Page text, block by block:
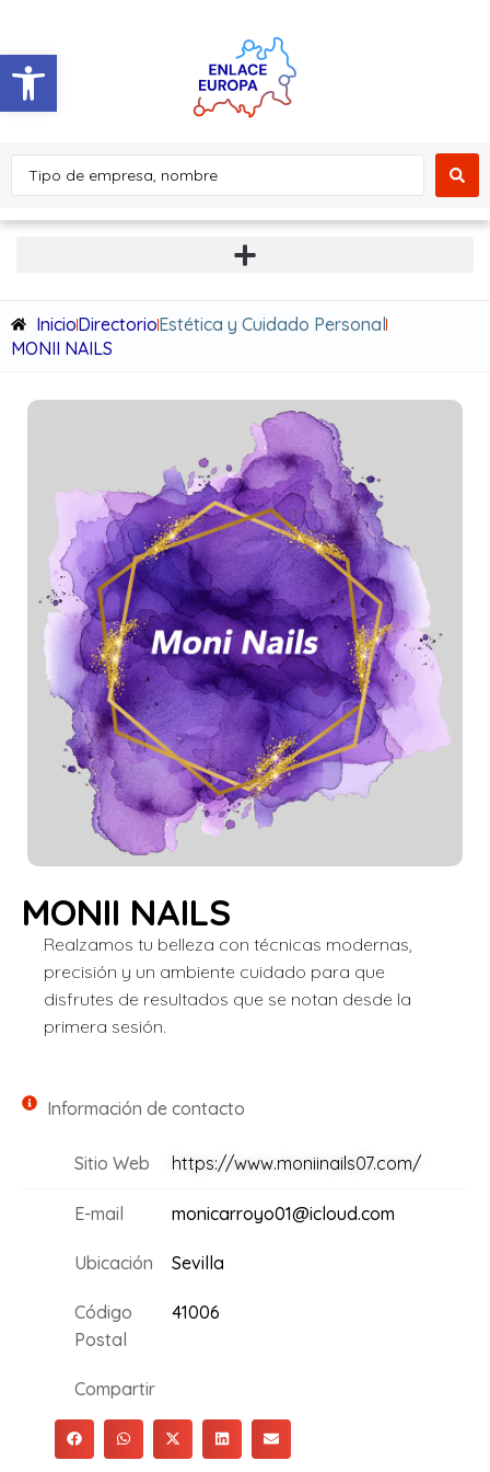
Abrir barra de herramientas
InicioDirectorioEstética y Cuidado Personal
MONII NAILS
MONII NAILS
Realzamos tu belleza con técnicas modernas,
precisión y un ambiente cuidado para que
disfrutes de resultados que se notan desde la
primera sesión.
Información de contacto
Sitio Web https://www.moniinails07.com/
E-mail monicarroyo01@icloud.com
Ubicación Sevilla
Código
Postal
41006
Compartir